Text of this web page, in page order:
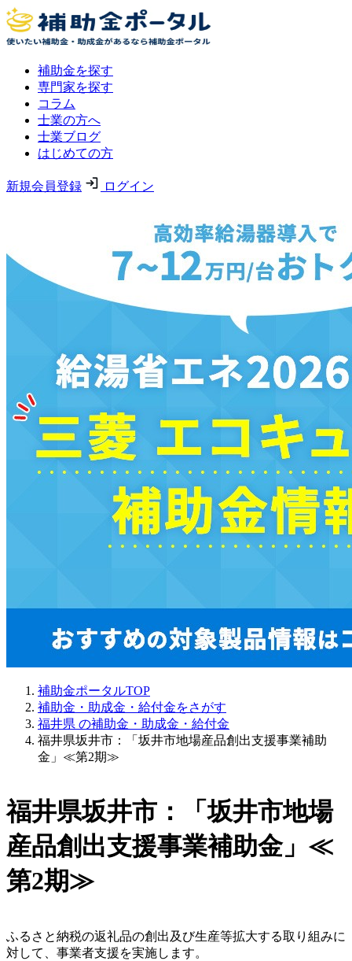
補助金を探す
専門家を探す
コラム
士業の方へ
士業ブログ
はじめての方
新規会員登録 ログイン
補助金ポータルTOP
補助金・助成金・給付金をさがす
福井県 の補助金・助成金・給付金
福井県坂井市：「坂井市地場産品創出支援事業補助
金」≪第2期≫
福井県坂井市：「坂井市地場
産品創出支援事業補助金」≪
第2期≫
ふるさと納税の返礼品の創出及び生産等拡大する取り組みに
対して、事業者支援を実施します。